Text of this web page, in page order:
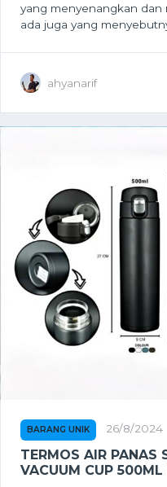
yang menyenangkan
ada juga yang
ahyanarif
BARANG UNIK 26/8/2024
TERMOS AIR PANAS
VACUUM CUP 500ML